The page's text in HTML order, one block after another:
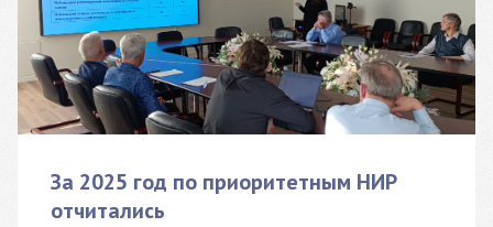
За 2025 год по приоритетным НИР
отчитались